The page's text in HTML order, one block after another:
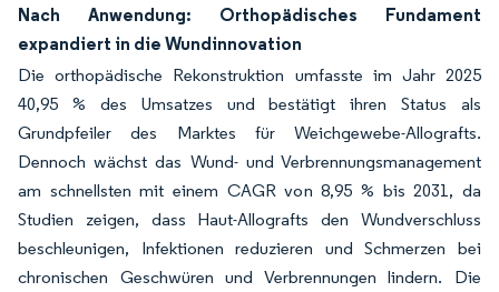
Nach Anwendung: Orthopädisches Fundament
expandiert in die Wundinnovation
Die orthopädische Rekonstruktion umfasste im Jahr 2025
40,95 % des Umsatzes und bestätigt ihren Status als
Grundpfeiler des Marktes für Weichgewebe-Allografts.
Dennoch wächst das Wund- und Verbrennungsmanagement
am schnellsten mit einem CAGR von 8,95 % bis 2031, da
Studien zeigen, dass Haut-Allografts den Wundverschluss
beschleunigen, Infektionen reduzieren und Schmerzen bei
chronischen Geschwüren und Verbrennungen lindern. Die